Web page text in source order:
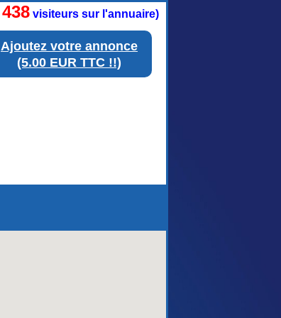
Ajoutez votre annonce
(5.00 EUR TTC !!)
438 visiteurs sur l'annuaire)